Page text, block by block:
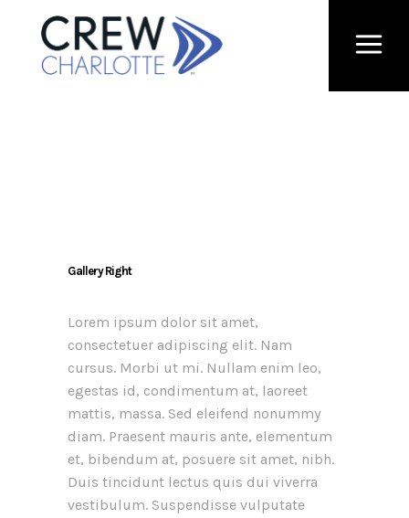
Gallery Right
Lorem ipsum dolor sit amet,
consectetuer adipiscing elit. Nam
cursus. Morbi ut mi. Nullam enim leo,
egestas id, condimentum at, laoreet
mattis, massa. Sed eleifend nonummy
diam. Praesent mauris ante, elementum
et, bibendum at, posuere sit amet, nibh.
Duis tincidunt lectus quis dui viverra
vestibulum. Suspendisse vulputate